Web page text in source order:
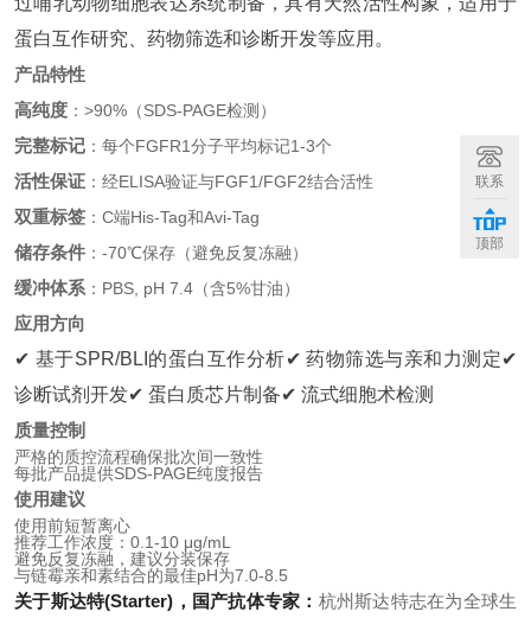
蛋白互作研究、药物筛选和诊断开发等应用。
产品特性
高纯度 ：>90%（SDS-PAGE检测）
完整标记 ：每个FGFR1分子平均标记1-3个
活性保证 ：经ELISA验证与FGF1/FGF2结合活性
双重标签 ：C端His-Tag和Avi-Tag
储存条件 ：-70℃保存（避免反复冻融）
缓冲体系 ：PBS, pH 7.4（含5%甘油）
应用方向
✔ 基于SPR/BLI的蛋白互作分析✔ 药物筛选与亲和力测定✔
诊断试剂开发✔ 蛋白质芯片制备✔ 流式细胞术检测
质量控制
严格的质控流程确保批次间一致性
每批产品提供SDS-PAGE纯度报告
使用建议
使用前短暂离心
推荐工作浓度：0.1-10 μg/mL
避免反复冻融，建议分装保存
与链霉亲和素结合的最佳pH为7.0-8.5
关于斯达特(Starter)，国产抗体专家： 杭州斯达特志在为全球生
联系
顶部